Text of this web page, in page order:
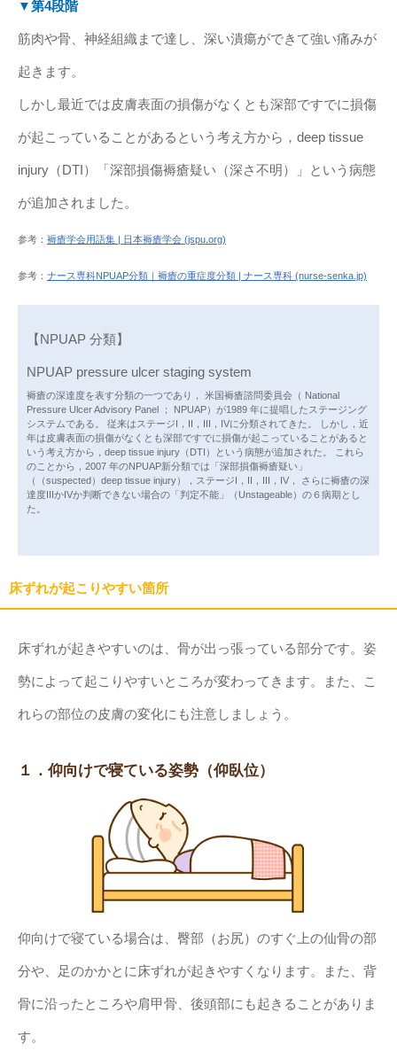
▼第4段階
筋肉や骨、神経組織まで達し、深い潰瘍ができて強い痛みが
起きます。
しかし最近では皮膚表面の損傷がなくとも深部ですでに損傷
が起こっていることがあるという考え方から，deep tissue
injury（DTI）「深部損傷褥瘡疑い（深さ不明）」という病態
が追加されました。
参考： 褥瘡学会用語集 | 日本褥瘡学会 (jspu.org)
参考： ナース専科NPUAP分類｜褥瘡の重症度分類 | ナース専科 (nurse-senka.jp)
【NPUAP 分類】
NPUAP pressure ulcer staging system
褥瘡の深達度を表す分類の一つであり， 米国褥瘡諮問委員会（ National
Pressure Ulcer Advisory Panel ； NPUAP）が1989 年に提唱したステージング
システムである。 従来はステージI，II，III，IVに分類されてきた。 しかし，近
年は皮膚表面の損傷がなくとも深部ですでに損傷が起こっていることがあると
いう考え方から，deep tissue injury（DTI）という病態が追加された。 これら
のことから，2007 年のNPUAP新分類では「深部損傷褥瘡疑い」
（（suspected）deep tissue injury），ステージI，II，III，IV， さらに褥瘡の深
達度IIIかIVか判断できない場合の「判定不能」（Unstageable）の６病期とし
た。
床ずれが起こりやすい箇所
床ずれが起きやすいのは、骨が出っ張っている部分です。姿
勢によって起こりやすいところが変わってきます。また、こ
れらの部位の皮膚の変化にも注意しましょう。
１．仰向けで寝ている姿勢（仰臥位）
仰向けで寝ている場合は、臀部（お尻）のすぐ上の仙骨の部
分や、足のかかとに床ずれが起きやすくなります。また、背
骨に沿ったところや肩甲骨、後頭部にも起きることがありま
す。